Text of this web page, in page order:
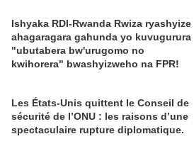
Ishyaka RDI-Rwanda Rwiza ryashyize
ahagaragara gahunda yo kuvugurura
"ubutabera bw'urugomo no
kwihorera" bwashyizweho na FPR!
Les États-Unis quittent le Conseil de
sécurité de l’ONU : les raisons d’une
spectaculaire rupture diplomatique.